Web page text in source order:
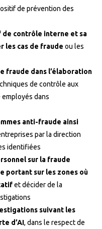
de prévention des
de contrôle interne et sa
les cas de fraude ou les
fraude dans l’élaboration
de contrôle aux
dans
anti-fraude ainsi
par la direction
identifiées
sur la fraude
portant sur les zones où
et décider de la
suivant les
d’AI, dans le respect de